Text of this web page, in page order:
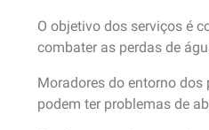
O objetivo dos serviços é
combater as perdas de
Moradores do entorno
podem ter problemas de